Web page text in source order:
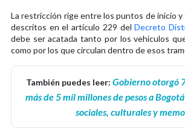
La restricción rige entre los puntos de inicio
descritos en el artículo 229 delDecreto
debe ser acatada tanto por los vehículos
como por los que circulan dentro de esos
También puedes leer: Gobierno otorgó
más de 5 mil millones de pesos a
sociales, culturales y